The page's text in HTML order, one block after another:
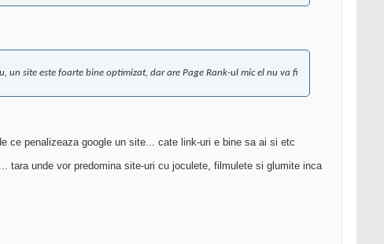
un site este foarte bine optimizat, dar are Page Rank-ul mic el nu va fi
ce penalizeaza google un site... cate link-uri e bine sa ai si etc
tara unde vor predomina site-uri cu joculete, filmulete si glumite inca